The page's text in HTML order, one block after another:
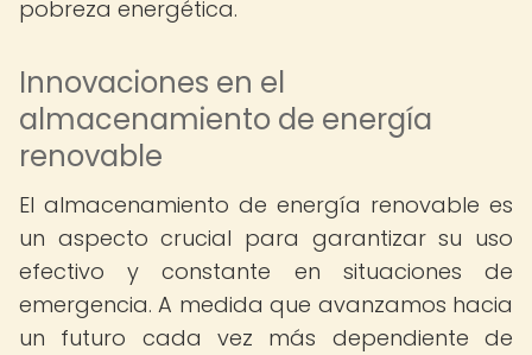
pobreza energética.
Innovaciones en el
almacenamiento de energía
renovable
El almacenamiento de energía renovable es
un aspecto crucial para garantizar su uso
efectivo y constante en situaciones de
emergencia. A medida que avanzamos hacia
un futuro cada vez más dependiente de